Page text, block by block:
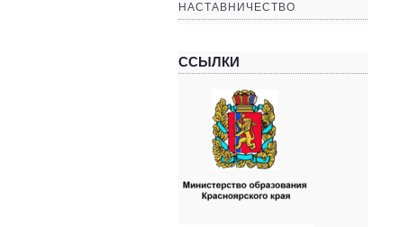
НАСТАВНИЧЕСТВО
ССЫЛКИ